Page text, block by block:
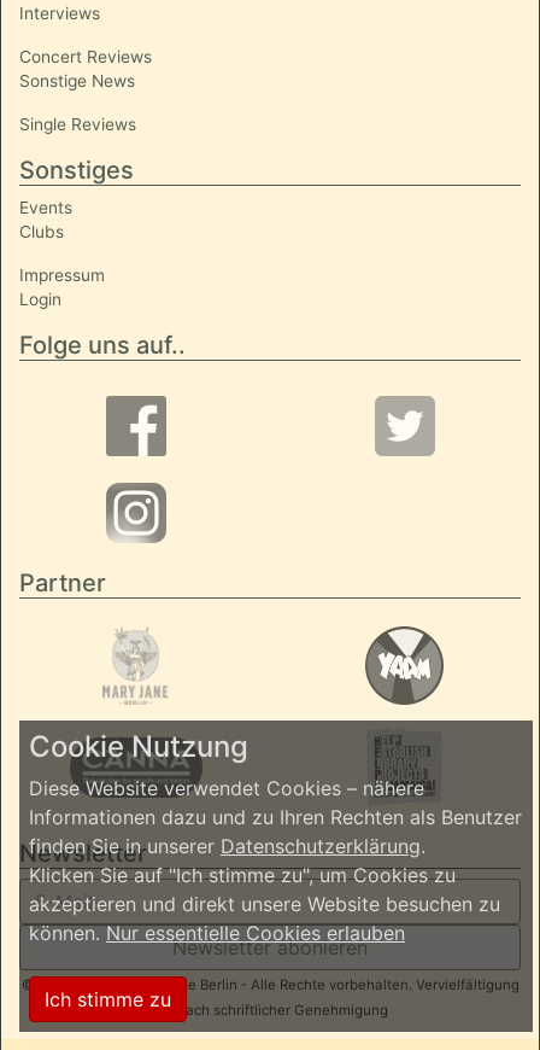
Interviews
Concert Reviews
Sonstige News
Single Reviews
Sonstiges
Events
Clubs
Impressum
Login
Folge uns auf..
Partner
Newsletter
Newsletter abonieren
© 2026 ReggaeInBerlin.de Berlin - Alle Rechte vorbehalten. Vervielfältigung
nur nach schriftlicher Genehmigung
Cookie Nutzung
Diese Website verwendet Cookies – nähere
Informationen dazu und zu Ihren Rechten als Benutzer
finden Sie in unserer Datenschutzerklärung.
Klicken Sie auf "Ich stimme zu", um Cookies zu
akzeptieren und direkt unsere Website besuchen zu
können.Nur essentielle Cookies erlauben
Ich stimme zu